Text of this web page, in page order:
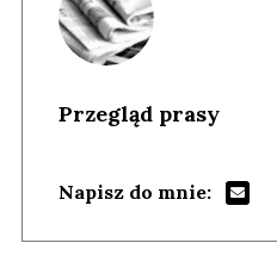
Przegląd prasy
Napisz do mnie: